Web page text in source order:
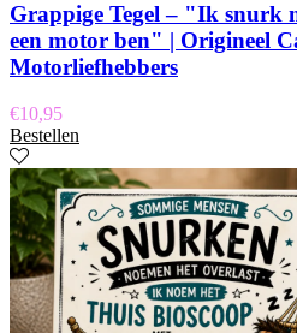
Grappige Tegel – "Ik snurk
een motor ben" | Origineel
Motorliefhebbers
€10,95
Bestellen